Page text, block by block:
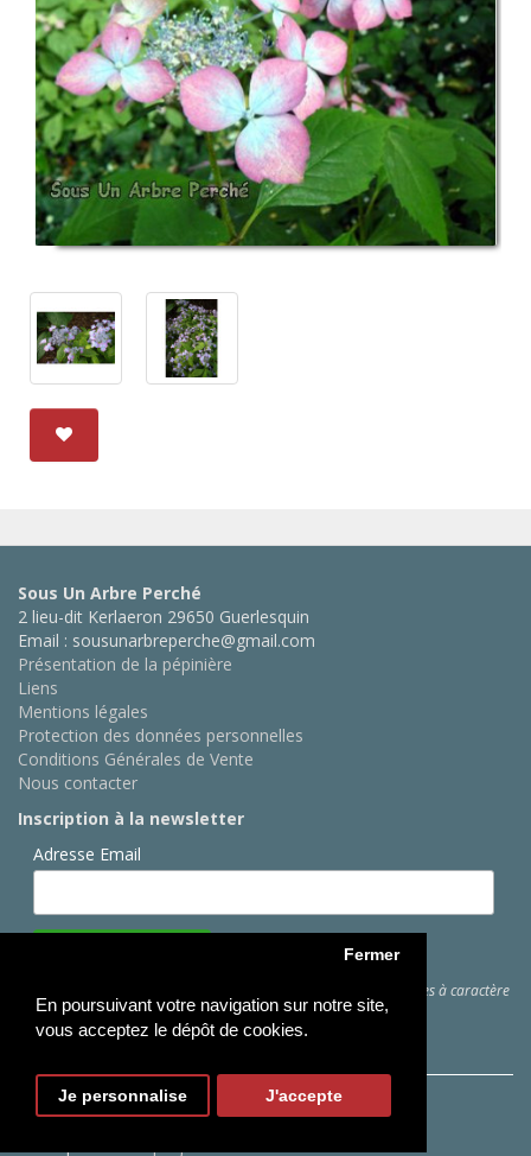
En poursuivant votre navigation sur notre site,
vous acceptez le dépôt de cookies.
Fermer
Je personnalise J'accepte
Sous Un Arbre Perché
2 lieu-dit Kerlaeron 29650 Guerlesquin
Email : sousunarbreperche@gmail.com
Présentation de la pépinière
Liens
Mentions légales
Protection des données personnelles
Conditions Générales de Vente
Nous contacter
Inscription à la newsletter
Adresse Email
pour des informations sur les traitements de données à caractère
personnel
Copyright © Sous Un Arbre Perché